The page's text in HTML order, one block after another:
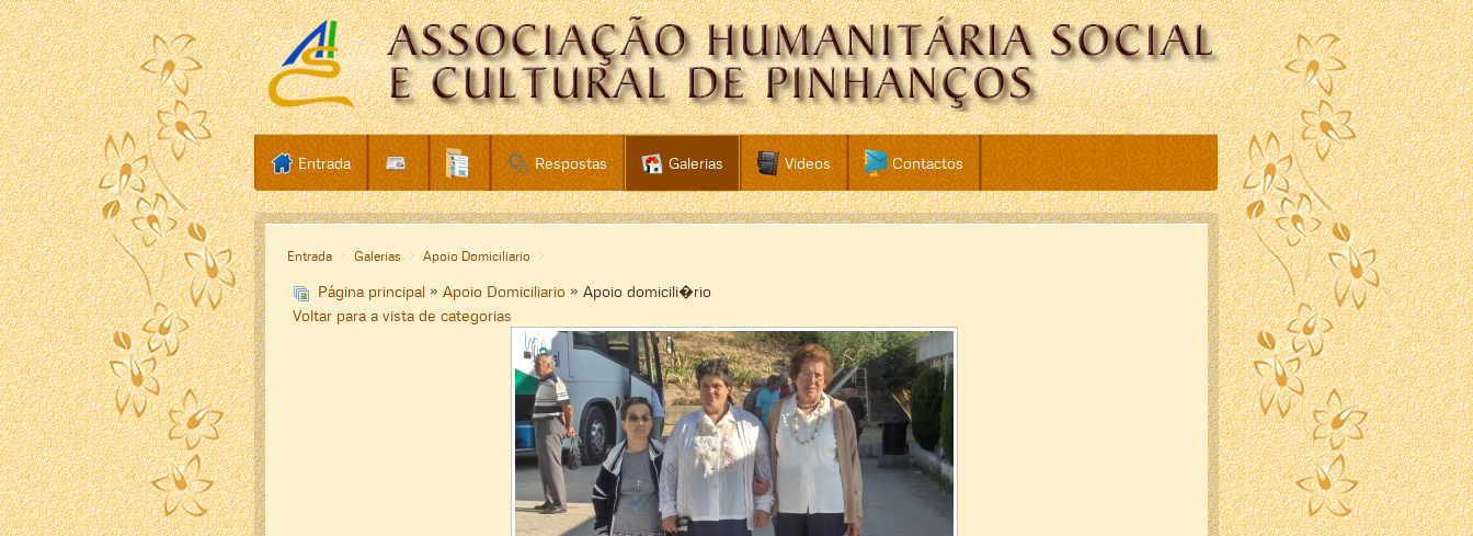
Entrada Respostas Galerias Videos Contactos
Entrada Galerias Apoio Domiciliario
Página principal » Apoio Domiciliario » Apoio domicili�rio
Voltar para a vista de categorias